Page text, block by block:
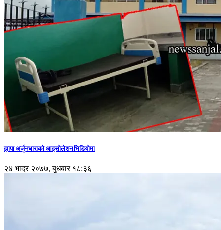
झापा अर्जुनधाराको आइसोलेशन भिडियोमा
२४ भाद्र २०७७, बुधबार १८:३६